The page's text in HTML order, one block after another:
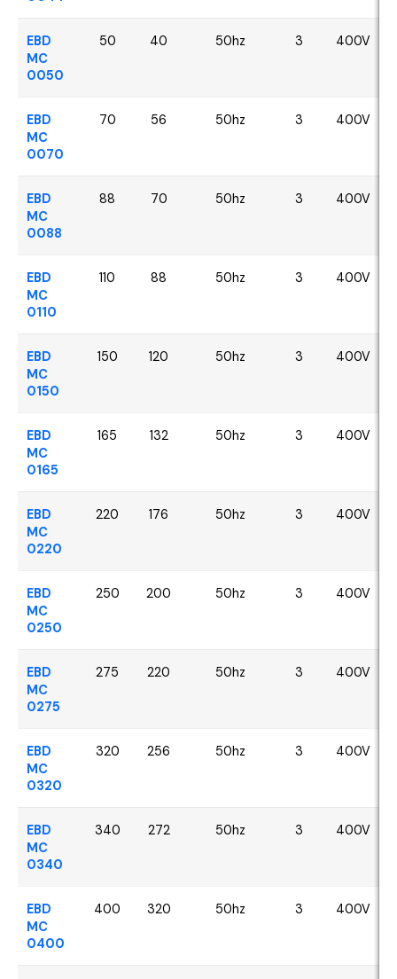
EBD
MC
0050
50 40 50hz 3 400V
EBD
MC
0070
70 56 50hz 3 400V
EBD
MC
0088
88 70 50hz 3 400V
EBD
MC
0110
110 88 50hz 3 400V
EBD
MC
0150
150 120 50hz 3 400V
EBD
MC
0165
165 132 50hz 3 400V
EBD
MC
0220
220 176 50hz 3 400V
EBD
MC
0250
250 200 50hz 3 400V
EBD
MC
0275
275 220 50hz 3 400V
EBD
MC
0320
320 256 50hz 3 400V
EBD
MC
0340
340 272 50hz 3 400V
EBD
MC
0400
400 320 50hz 3 400V